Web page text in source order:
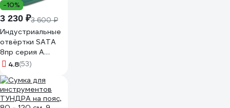
-10%
3 230 ₽3 600 ₽
Индустриальные
отвёртки SATA
8пр серия А
крестовые и
Повышенный
ресурс для
потоковой
4.8(53)